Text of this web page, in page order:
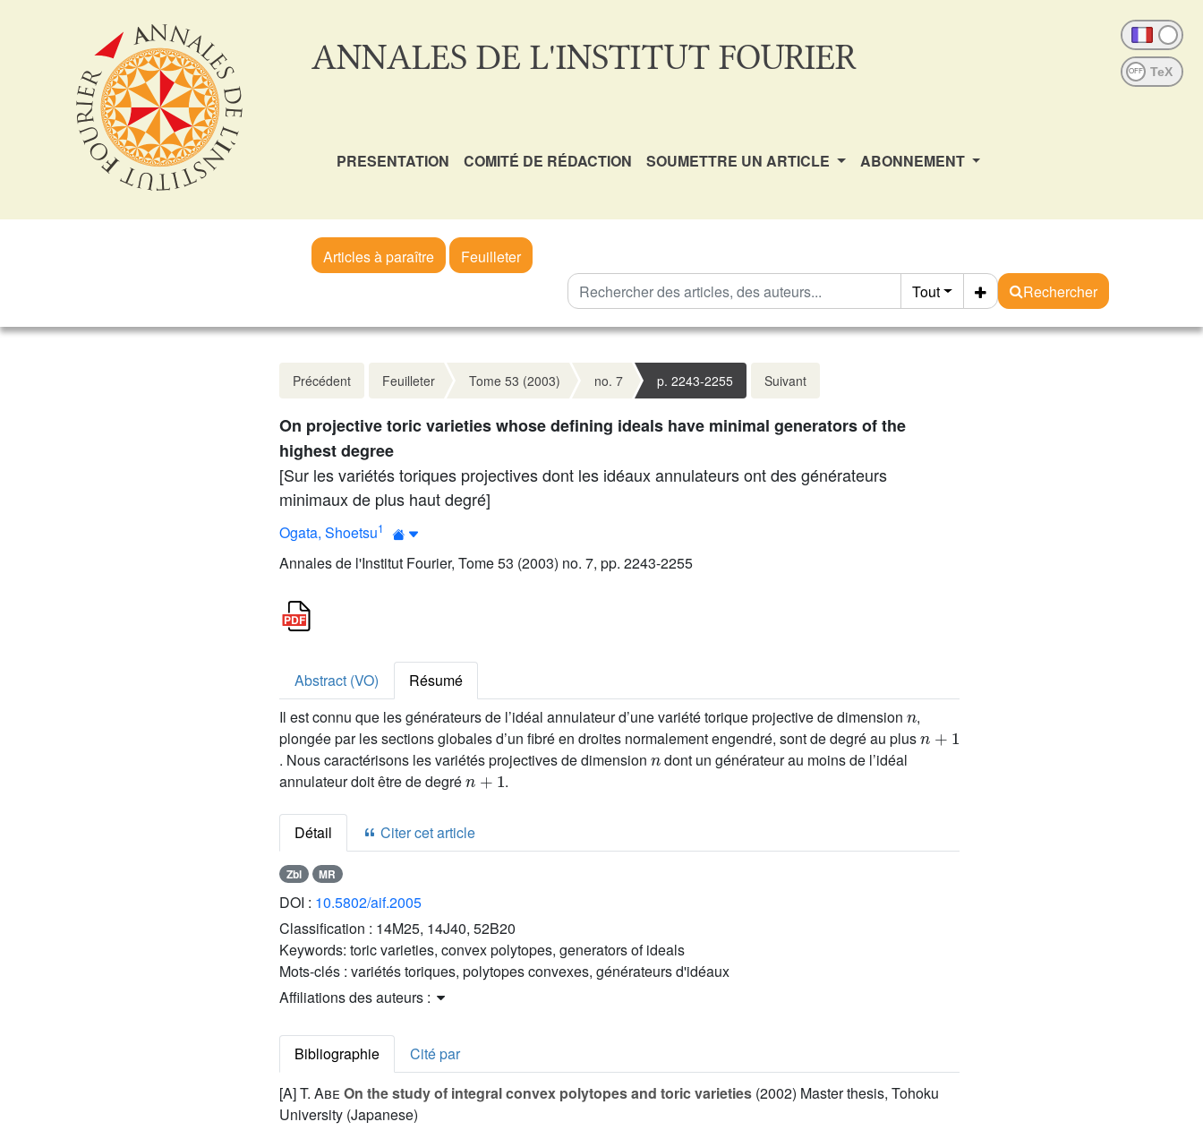
ANNALES DE L'INSTITUT FOURIER OFF
PRESENTATION COMITÉ DE RÉDACTION SOUMETTRE UN ARTICLE ABONNEMENT
Articles à paraître
Feuilleter
Tout
Rechercher
Précédent Feuilleter Tome 53 (2003) no. 7 p. 2243-2255 Suivant
On projective toric varieties whose defining ideals have minimal generators of the
highest degree
[Sur les variétés toriques projectives dont les idéaux annulateurs ont des générateurs
minimaux de plus haut degré]
Ogata, Shoetsu1
Annales de l'Institut Fourier, Tome 53 (2003) no. 7, pp. 2243-2255
Abstract (VO)
Résumé
Il est connu que les générateurs de l’idéal annulateur d’une variété torique projective de dimension
n
,
plongée par les sections globales d’un fibré en droites normalement engendré, sont de degré au plus
. Nous caractérisons les variétés projectives de dimension
n
dont un générateur au moins de l’idéal
annulateur doit être de degré
n+1
.
Détail Citer cet article
Zbl MR
DOI : 10.5802/aif.2005
Classification : 14M25, 14J40, 52B20
Keywords: toric varieties, convex polytopes, generators of ideals
Mots-clés : variétés toriques, polytopes convexes, générateurs d'idéaux
Affiliations des auteurs :
Bibliographie
Cité par
[A]T. Abe On the study of integral convex polytopes and toric varieties (2002) Master thesis, Tohoku
University (Japanese)